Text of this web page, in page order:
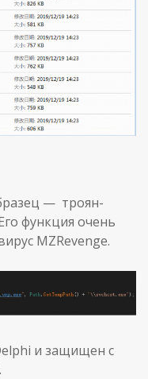
— троян-
функция очень
MZRevenge.
и защищен с